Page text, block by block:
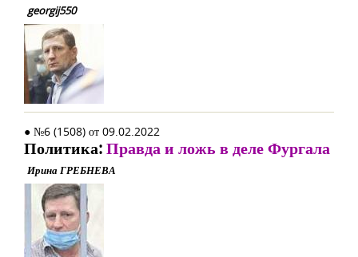
georgij550
● №6 (1508) от 09.02.2022
Политика:Правда и ложь в деле Фургала
Ирина ГРЕБНЕВА